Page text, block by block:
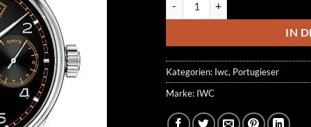
499.00 €
IN
Kategorien: Iwc, Portugieser
Marke: IWC